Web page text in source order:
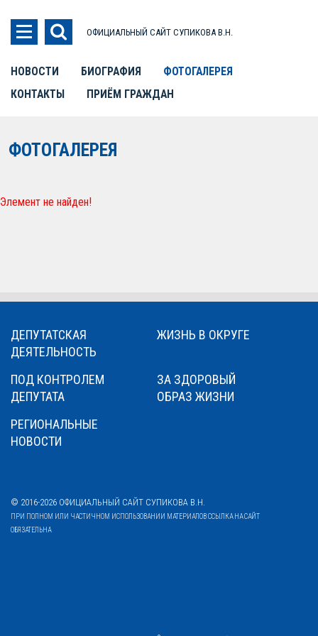
ОФИЦИАЛЬНЫЙ САЙТ СУПИКОВА В.Н.
НОВОСТИ БИОГРАФИЯ
ФОТОГАЛЕРЕЯ
КОНТАКТЫ
ПРИЁМ ГРАЖДАН
ФОТОГАЛЕРЕЯ
Элемент не найден!
ДЕПУТАТСКАЯ
ДЕЯТЕЛЬНОСТЬ
ЖИЗНЬ В ОКРУГЕ
ПОД КОНТРОЛЕМ
ДЕПУТАТА
ЗА ЗДОРОВЫЙ
ОБРАЗ ЖИЗНИ
РЕГИОНАЛЬНЫЕ
НОВОСТИ
© 2016-2026 ОФИЦИАЛЬНЫЙ САЙТ СУПИКОВА В.Н.
ПРИ ПОЛНОМ ИЛИ ЧАСТИЧНОМ ИСПОЛЬЗОВАНИИ МАТЕРИАЛОВ ССЫЛКА НА САЙТ
ОБЯЗАТЕЛЬНА